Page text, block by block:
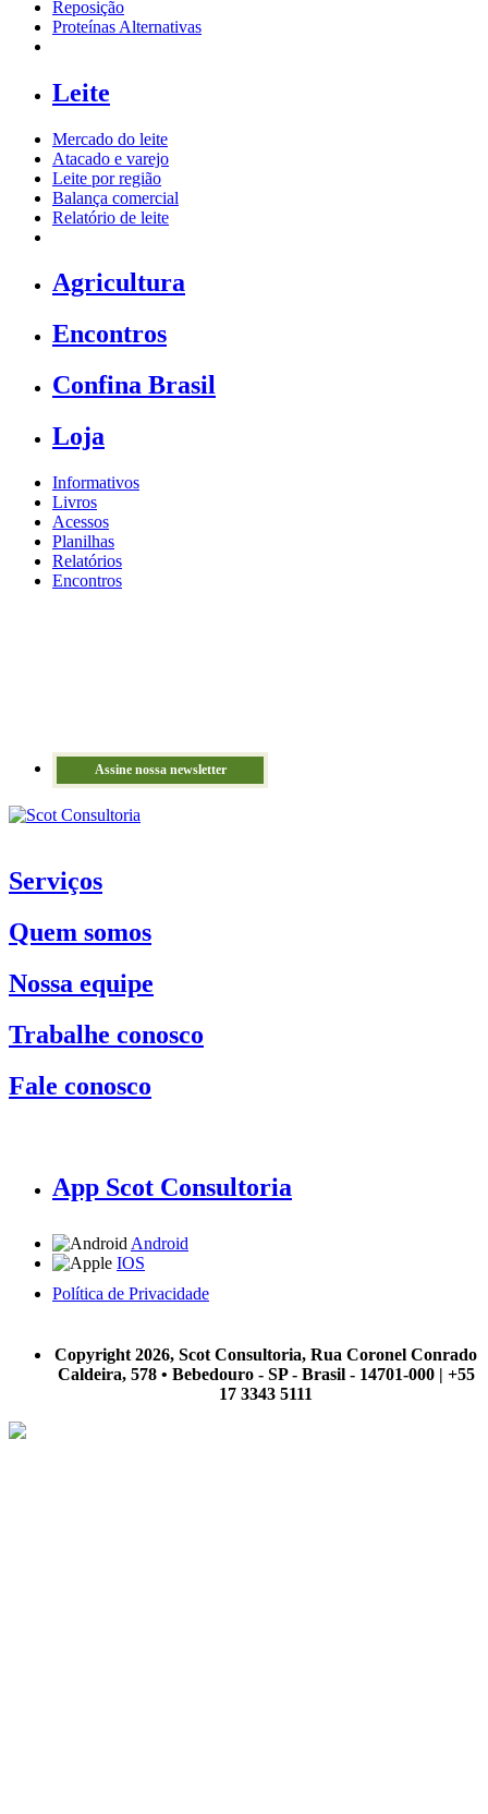
Reposição
Proteínas Alternativas
Leite
Mercado do leite
Atacado e varejo
Leite por região
Balança comercial
Relatório de leite
Agricultura
Encontros
Confina Brasil
Loja
Informativos
Livros
Acessos
Planilhas
Relatórios
Encontros
Assine nossa newsletter
Serviços
Quem somos
Nossa equipe
Trabalhe conosco
Fale conosco
App Scot Consultoria
Android
IOS
Política de Privacidade
Copyright 2026, Scot Consultoria, Rua Coronel Conrado
Caldeira, 578 • Bebedouro - SP - Brasil - 14701-000 | +55
17 3343 5111